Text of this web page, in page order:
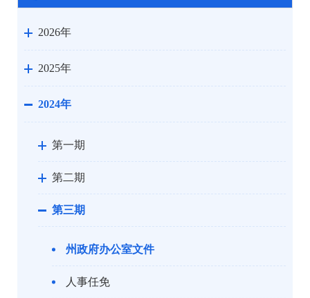
2026年
2025年
2024年
第一期
第二期
第三期
州政府办公室文件
人事任免